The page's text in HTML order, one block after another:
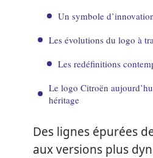
Un symbole
Les évolutions du logo à
Les redéfinitions
Le logo Citroën
héritage
Des lignes épurées
aux versions plus